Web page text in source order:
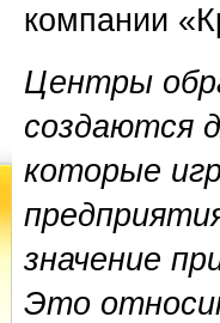
компании
Центры
создаются
которые
значение
Это